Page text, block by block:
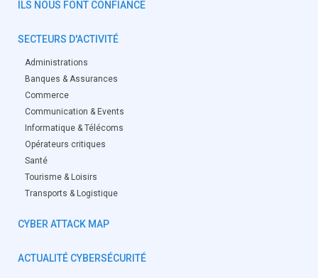
ILS NOUS FONT CONFIANCE
SECTEURS D'ACTIVITÉ
Administrations
Banques & Assurances
Commerce
Communication & Events
Informatique & Télécoms
Opérateurs critiques
Santé
Tourisme & Loisirs
Transports & Logistique
CYBER ATTACK MAP
ACTUALITÉ CYBERSÉCURITÉ